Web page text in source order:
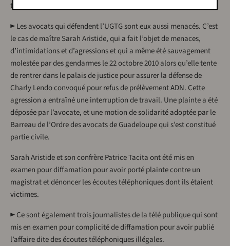
travailleurs en lutte n’ont jamais été entendus.
► Les avocats qui défendent l’UGTG sont eux aussi menacés. C’est
le cas de maître Sarah Aristide, qui a fait l’objet de menaces,
d’intimidations et d’agressions et qui a même été sauvagement
molestée par des gendarmes le 22 octobre 2010 alors qu’elle tente
de rentrer dans le palais de justice pour assurer la défense de
Charly Lendo convoqué pour refus de prélèvement ADN. Cette
agression a entraîné une interruption de travail. Une plainte a été
déposée par l’avocate, et une motion de solidarité adoptée par le
Barreau de l’Ordre des avocats de Guadeloupe qui s’est constitué
partie civile.
Sarah Aristide et son confrère Patrice Tacita ont été mis en
examen pour diffamation pour avoir porté plainte contre un
magistrat et dénoncer les écoutes téléphoniques dont ils étaient
victimes.
► Ce sont également trois journalistes de la télé publique qui sont
mis en examen pour complicité de diffamation pour avoir publié
l’affaire dite des écoutes téléphoniques illégales.